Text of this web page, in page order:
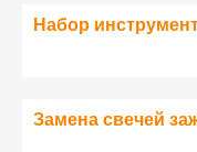
Набор
Замена свечей